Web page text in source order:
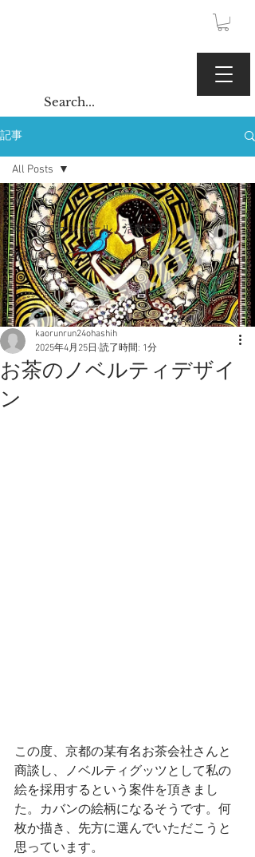
記事
All Posts
今後のスケジュール、活動予定
作品について
All Posts
お茶のノベルティデザイ
ン
kaorunrun24ohashih
2025年4月25日 読了時間: 1分
この度、京都の某有名お茶会社さんと
商談し、ノベルティグッツとして私の
絵を採用するという案件を頂きまし
た。カバンの絵柄になるそうです。何
枚か描き、先方に選んでいただこうと
思っています。